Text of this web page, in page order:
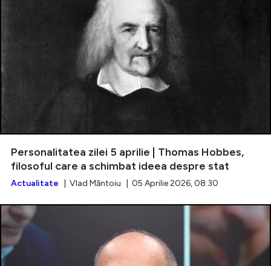
Personalitatea zilei 5 aprilie | Thomas Hobbes,
filosoful care a schimbat ideea despre stat
Actualitate | Vlad Măntoiu | 05 Aprilie 2026, 08:30